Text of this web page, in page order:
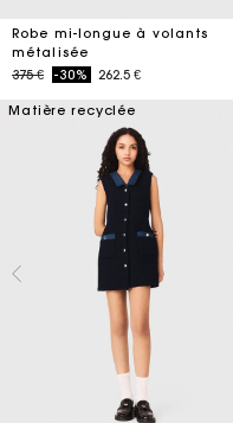
Robe mi-longue à volants
métalisée
Price reduced from
375 €to-30% 262.5 €
Matière recyclée